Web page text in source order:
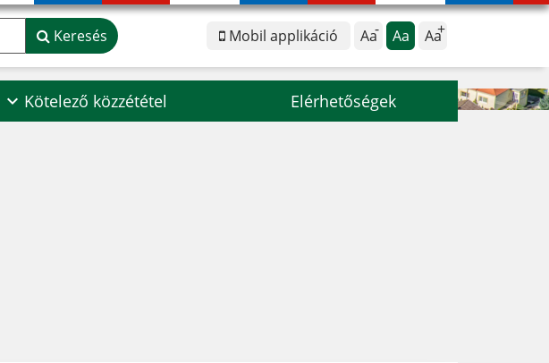
Mobil applikáció Aa Aa Aa
Keresés
Kötelező közzététel Elérhetőségek